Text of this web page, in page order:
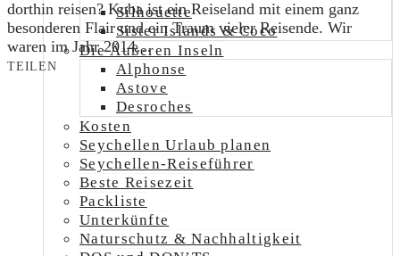
Silhouette
Sister Islands & Coco
Die Äußeren Inseln
Alphonse
Astove
Desroches
Kosten
Seychellen Urlaub planen
Seychellen-Reiseführer
Beste Reisezeit
Packliste
Unterkünfte
Naturschutz & Nachhaltigkeit
dorthin reisen? Kuba ist ein Reiseland mit einem ganz
besonderen Flair und ein Traum vieler Reisende. Wir
waren im Jahr 2014…
TEILEN